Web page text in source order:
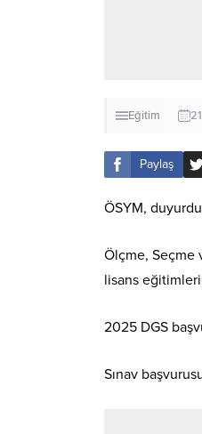
Eğitim
Paylaş
ÖSYM,
Ölçme, Seçme
lisans
2025 DGS
Sınav